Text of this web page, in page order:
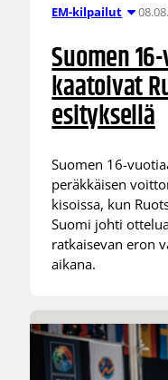
EM-kilpailut
Suomen
kaatoivat
esityksellä
Suomen 16-
peräkkäisen
kisoissa, kun
Suomi johti
ratkaisevan eron
aikana.